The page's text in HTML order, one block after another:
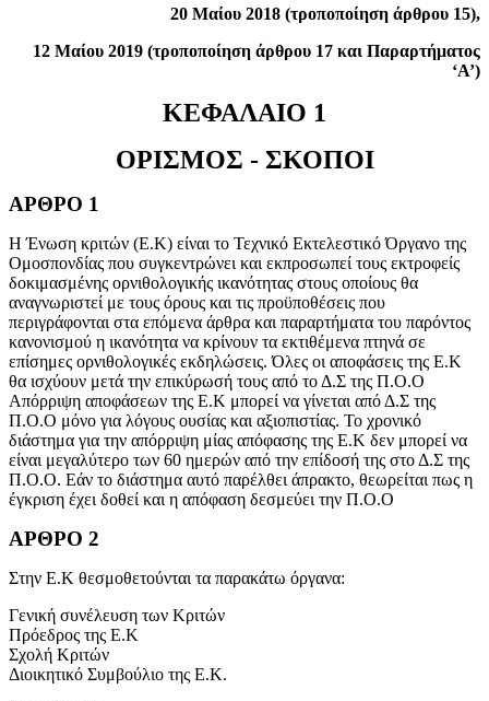
20 Μαίου 2018 (τροποποίηση άρθρου 15),
12 Μαίου 2019 (τροποποίηση άρθρου 17 και Παραρτήματος
‘Α’)
ΚΕΦΑΛΑΙΟ 1
ΟΡΙΣΜΟΣ - ΣΚΟΠΟΙ
ΑΡΘΡΟ 1
Η Ένωση κριτών (Ε.Κ) είναι το Τεχνικό Εκτελεστικό Όργανο της
Ομοσπονδίας που συγκεντρώνει και εκπροσωπεί τους εκτροφείς
δοκιμασμένης ορνιθολογικής ικανότητας στους οποίους θα
αναγνωριστεί με τους όρους και τις προϋποθέσεις που
περιγράφονται στα επόμενα άρθρα και παραρτήματα του παρόντος
κανονισμού η ικανότητα να κρίνουν τα εκτιθέμενα πτηνά σε
επίσημες ορνιθολογικές εκδηλώσεις. Όλες οι αποφάσεις της Ε.Κ
θα ισχύουν μετά την επικύρωσή τους από το Δ.Σ της Π.Ο.Ο
Απόρριψη αποφάσεων της Ε.Κ μπορεί να γίνεται από Δ.Σ της
Π.Ο.Ο μόνο για λόγους ουσίας και αξιοπιστίας. Το χρονικό
διάστημα για την απόρριψη μίας απόφασης της Ε.Κ δεν μπορεί να
είναι μεγαλύτερο των 60 ημερών από την επίδοσή της στο Δ.Σ της
Π.Ο.Ο. Εάν το διάστημα αυτό παρέλθει άπρακτο, θεωρείται πως η
έγκριση έχει δοθεί και η απόφαση δεσμεύει την Π.Ο.Ο
ΑΡΘΡΟ 2
Στην Ε.Κ θεσμοθετούνται τα παρακάτω όργανα:
Γενική συνέλευση των Κριτών
Πρόεδρος της Ε.Κ
Σχολή Κριτών
Διοικητικό Συμβούλιο της Ε.Κ.